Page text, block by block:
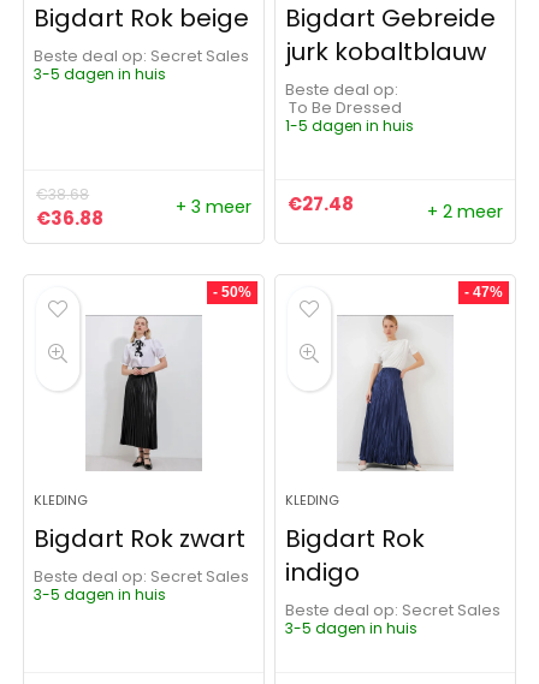
Bigdart Rok beige
Beste deal op:
Secret Sales
3-5 dagen in huis
€38.68
Oorspronkelijke prijs was: €38.68.
€36.88 Huidige prijs is: €36.88.
+ 3 meer
Bigdart Gebreide
jurk kobaltblauw
Beste deal op:
To Be Dressed
1-5 dagen in huis
€27.48 + 2 meer
- 50%
KLEDING
Bigdart Rok zwart
Beste deal op:
Secret Sales
3-5 dagen in huis
- 47%
KLEDING
Bigdart Rok
indigo
Beste deal op:
Secret Sales
3-5 dagen in huis